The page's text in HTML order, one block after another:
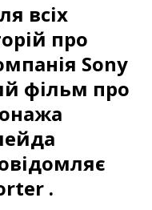
всіх
про
Sony
фільм про
.